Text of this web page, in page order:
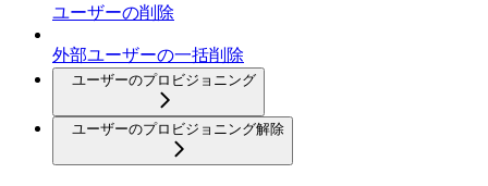
ユーザーの削除
外部ユーザーの一括削除
ユーザーのプロビジョニング
ユーザーのプロビジョニング解除